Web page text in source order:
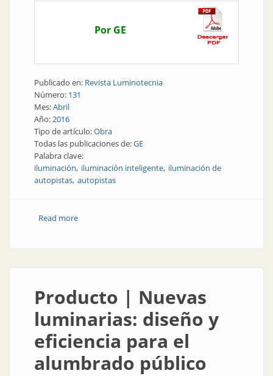
Por GE
Publicado en: Revista Luminotecnia
Número: 131
Mes:Abril
Año:2016
Tipo de artículo:Obra
Todas las publicaciones de:GE
Palabra clave:
iluminación iluminación inteligente iluminación de
autopistas autopistas
Read moreabout Iluminación inteligente en las autopistas de
Producto | Nuevas
luminarias: diseño y
eficiencia para el
alumbrado público